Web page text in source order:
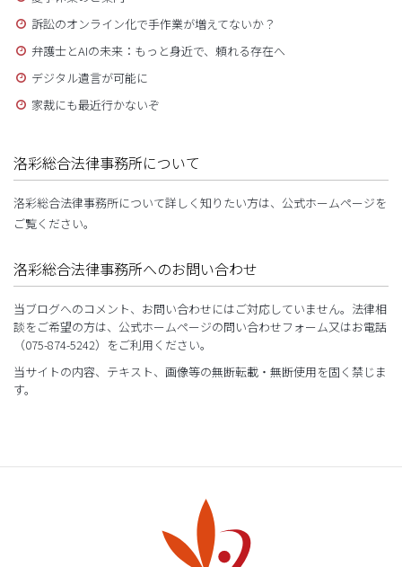
訴訟のオンライン化で手作業が増えてないか？
弁護士とAIの未来：もっと身近で、頼れる存在へ
デジタル遺言が可能に
家裁にも最近行かないぞ
洛彩総合法律事務所について
洛彩総合法律事務所について詳しく知りたい方は、公式ホームページを
ご覧ください。
洛彩総合法律事務所へのお問い合わせ
当ブログへのコメント、お問い合わせにはご対応していません。法律相
談をご希望の方は、公式ホームページの問い合わせフォーム又はお電話
（075-874-5242）をご利用ください。
当サイトの内容、テキスト、画像等の無断転載・無断使用を固く禁じま
す。